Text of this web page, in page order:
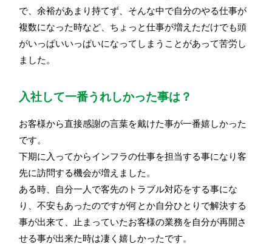
で、余裕があまり持てず、そんな中で自分のやる仕事が
複数になった時など、ちょっと仕事が増えただけでも頭
がいっぱいいっぱいになってしまうことがあって苦労し
ました。
入社して一番うれしかった事は？
お客様から直接感謝の言葉を戴けた事が一番嬉しかった
です。
下期に入ってからインフラの仕事を担当する事になり客
先に訪問する機会が増えました。
ある時、自分一人で客先のトラブル対応をする事にな
り、不安もあったのですが何とか自分ひとりで解決する
事が出来て、止まっていたお客様の業務を自分が再開さ
せる事が出来た時は凄く嬉しかったです。